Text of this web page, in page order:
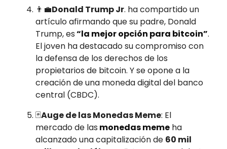
👨‍💼Donald Trump Jr. ha compartido un
artículo afirmando que su padre, Donald
Trump, es“la mejor opción para bitcoin”.
El joven ha destacado su compromiso con
la defensa de los derechos de los
propietarios de bitcoin. Y se opone a la
creación de una moneda digital del banco
central (CBDC).
🃏Auge de las Monedas Meme: El
mercado de las monedas meme ha
alcanzado una capitalización de 60 mil